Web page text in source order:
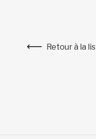
Retour à la